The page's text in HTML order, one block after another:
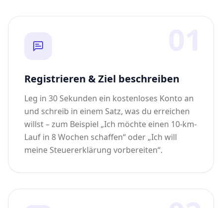
01
Leg in 30 Sekunden ein kostenloses Konto an
und schreib in einem Satz, was du erreichen
willst – zum Beispiel „Ich möchte einen 10-km-
Lauf in 8 Wochen schaffen“ oder „Ich will
meine Steuererklärung vorbereiten“.
02